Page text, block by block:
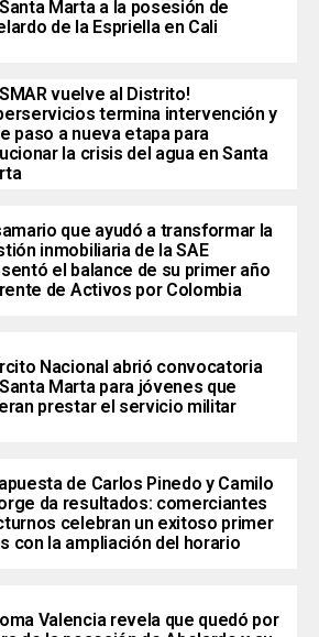
Marta a la posesión de
de la Espriella en Cali
vuelve al Distrito!
termina intervención y
paso a nueva etapa para
la crisis del agua en Santa
que ayudó a transformar la
inmobiliaria de la SAE
el balance de su primer año
de Activos por Colombia
Nacional abrió convocatoria
Marta para jóvenes que
prestar el servicio militar
de Carlos Pinedo y Camilo
da resultados: comerciantes
celebran un exitoso primer
con la ampliación del horario
Valencia revela que quedó por